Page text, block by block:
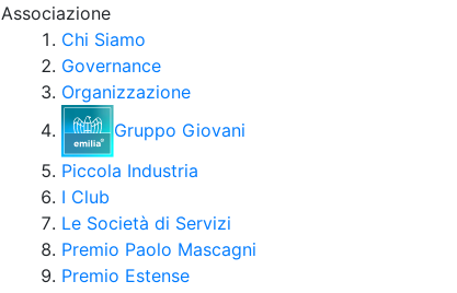
Associazione
Chi Siamo
Governance
Organizzazione
Gruppo Giovani
Piccola Industria
I Club
Le Società di Servizi
Premio Paolo Mascagni
Premio Estense